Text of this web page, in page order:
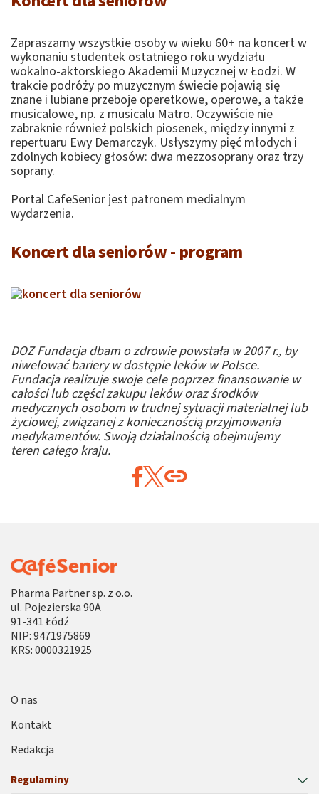
Zapraszamy wszystkie osoby w wieku 60+ na koncert w
wykonaniu studentek ostatniego roku wydziału
wokalno-aktorskiego Akademii Muzycznej w Łodzi. W
trakcie podróży po muzycznym świecie pojawią się
znane i lubiane przeboje operetkowe, operowe, a także
musicalowe, np. z musicalu Matro. Oczywiście nie
zabraknie również polskich piosenek, między innymi z
repertuaru Ewy Demarczyk. Usłyszymy pięć młodych i
zdolnych kobiecy głosów: dwa mezzosoprany oraz trzy
soprany.
Portal CafeSenior jest patronem medialnym
wydarzenia.
Koncert dla seniorów - program
DOZ Fundacja dbam o zdrowie powstała w 2007 r., by
niwelować bariery w dostępie leków w Polsce.
Fundacja realizuje swoje cele poprzez finansowanie w
całości lub części zakupu leków oraz środków
medycznych osobom w trudnej sytuacji materialnej lub
życiowej, związanej z koniecznością przyjmowania
medykamentów. Swoją działalnością obejmujemy
teren całego kraju.
Pharma Partner sp. z o.o.
ul. Pojezierska 90A
91-341 Łódź
NIP: 9471975869
KRS: 0000321925
Regulaminy
O nas
Kontakt
Redakcja